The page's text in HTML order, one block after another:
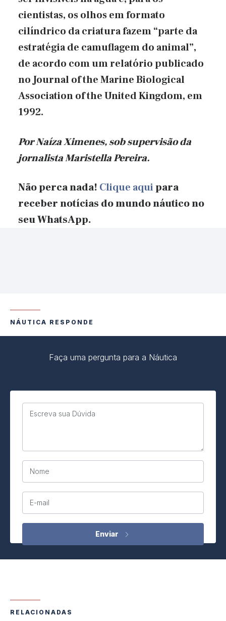
cientistas, os olhos em formato
cilíndrico da criatura fazem “parte da
estratégia de camuflagem do animal”,
de acordo com um relatório publicado
no Journal of the Marine Biological
Association of the United Kingdom, em
1992.
Por Naíza Ximenes, sob supervisãoda
jornalista Maristella Pereira.
Não perca nada! Clique aquipara
receber notícias do mundo náutico no
seu WhatsApp.
NÁUTICA RESPONDE
Faça uma pergunta para a Náutica
Escreva sua Dúvida
Nome
E-mail
RELACIONADAS